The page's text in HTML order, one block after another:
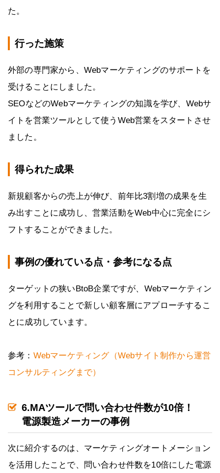
た。
行った施策
外部の専門家から、Webマーケティングのサポートを
受けることにしました。
SEOなどのWebマーケティングの知識を学び、Webサ
イトを営業ツールとして使うWeb営業をスタートさせ
ました。
得られた成果
新規顧客からの売上が伸び、前年比3割増の成果を生
み出すことに成功し、営業活動をWeb中心に完全にシ
フトすることができました。
事例の優れている点・参考になる点
ターゲットの狭いBtoB企業ですが、Webマーケティン
グを利用することで新しい顧客層にアプローチするこ
とに成功しています。
参考： Webマーケティング（Webサイト制作から運営
コンサルティングまで）
6.MAツールで問い合わせ件数が10倍！
電源製造メーカーの事例
次に紹介するのは、マーケティングオートメーション
を活用したことで、問い合わせ件数を10倍にした電源